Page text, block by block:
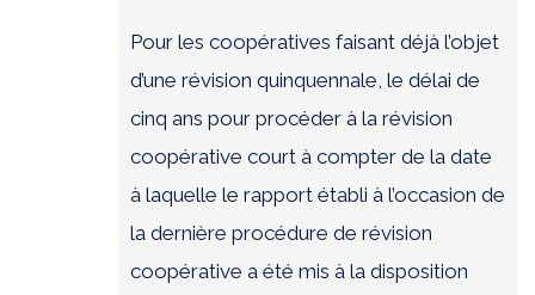
Pour les coopératives faisant déjà l’objet
d’une révision quinquennale, le délai de
cinq ans pour procéder à la révision
coopérative court à compter de la date
à laquelle le rapport établi à l’occasion de
la dernière procédure de révision
coopérative a été mis à la disposition